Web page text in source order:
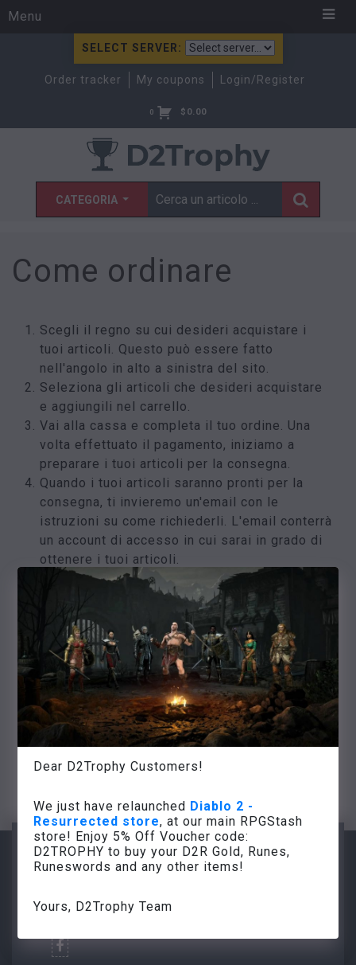
Dear D2Trophy Customers!
We just have relaunched Diablo 2 -
Resurrected store, at our main RPGStash
store! Enjoy 5% Off Voucher code:
D2TROPHY to buy your D2R Gold, Runes,
Runeswords and any other items!
Yours, D2Trophy Team
Menu
SELECT SERVER:
Order tracker My coupons Login/Register
0 $ 0.00
CATEGORIA
Come ordinare
Scegli il regno su cui desideri acquistare i
tuoi articoli. Questo può essere fatto
nell'angolo in alto a sinistra del sito.
Seleziona gli articoli che desideri acquistare
e aggiungili nel carrello.
Vai alla cassa e completa il tuo ordine. Una
volta effettuato il pagamento, iniziamo a
preparare i tuoi articoli per la consegna.
Quando i tuoi articoli saranno pronti per la
consegna, ti invieremo un'email con le
istruzioni su come richiederli. L'email conterrà
un account di accesso in cui sarai in grado di
ottenere i tuoi articoli.
Il tempo tra il pagamento e la consegna è in
genere di alcuni minuti, ma a seconda degli
articoli ordinati, potrebbero essere
necessarie fino a 48 ore. Non preoccuparti, ti
invieremo e-mail con il login dell'account ogni
volta che ci sono articoli pronti per la
consegna, in modo da poter iniziare a usarli.
Ti aggiorneremo sul processo di consegna
degli articoli rimanenti.
In caso di domande, non esitate a contattarci
support@d2trophy.com
info@d2trophy.com